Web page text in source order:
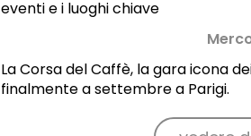
eventi e i luoghi chiave
La Corsa del Caffè, la gara icona
finalmente a settembre a Parigi.